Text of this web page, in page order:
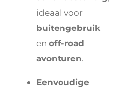
ideaal voor
buitengebruik
en off-road
avonturen.
Eenvoudige